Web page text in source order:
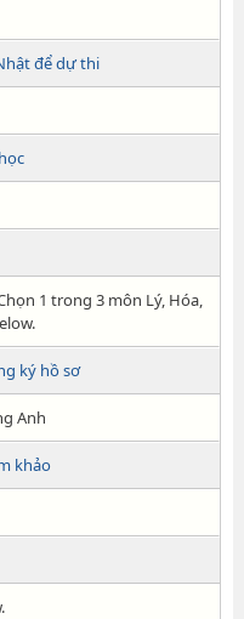
để dự thi
1 trong 3 môn Lý, Hóa,
ký hồ sơ
Anh
khảo